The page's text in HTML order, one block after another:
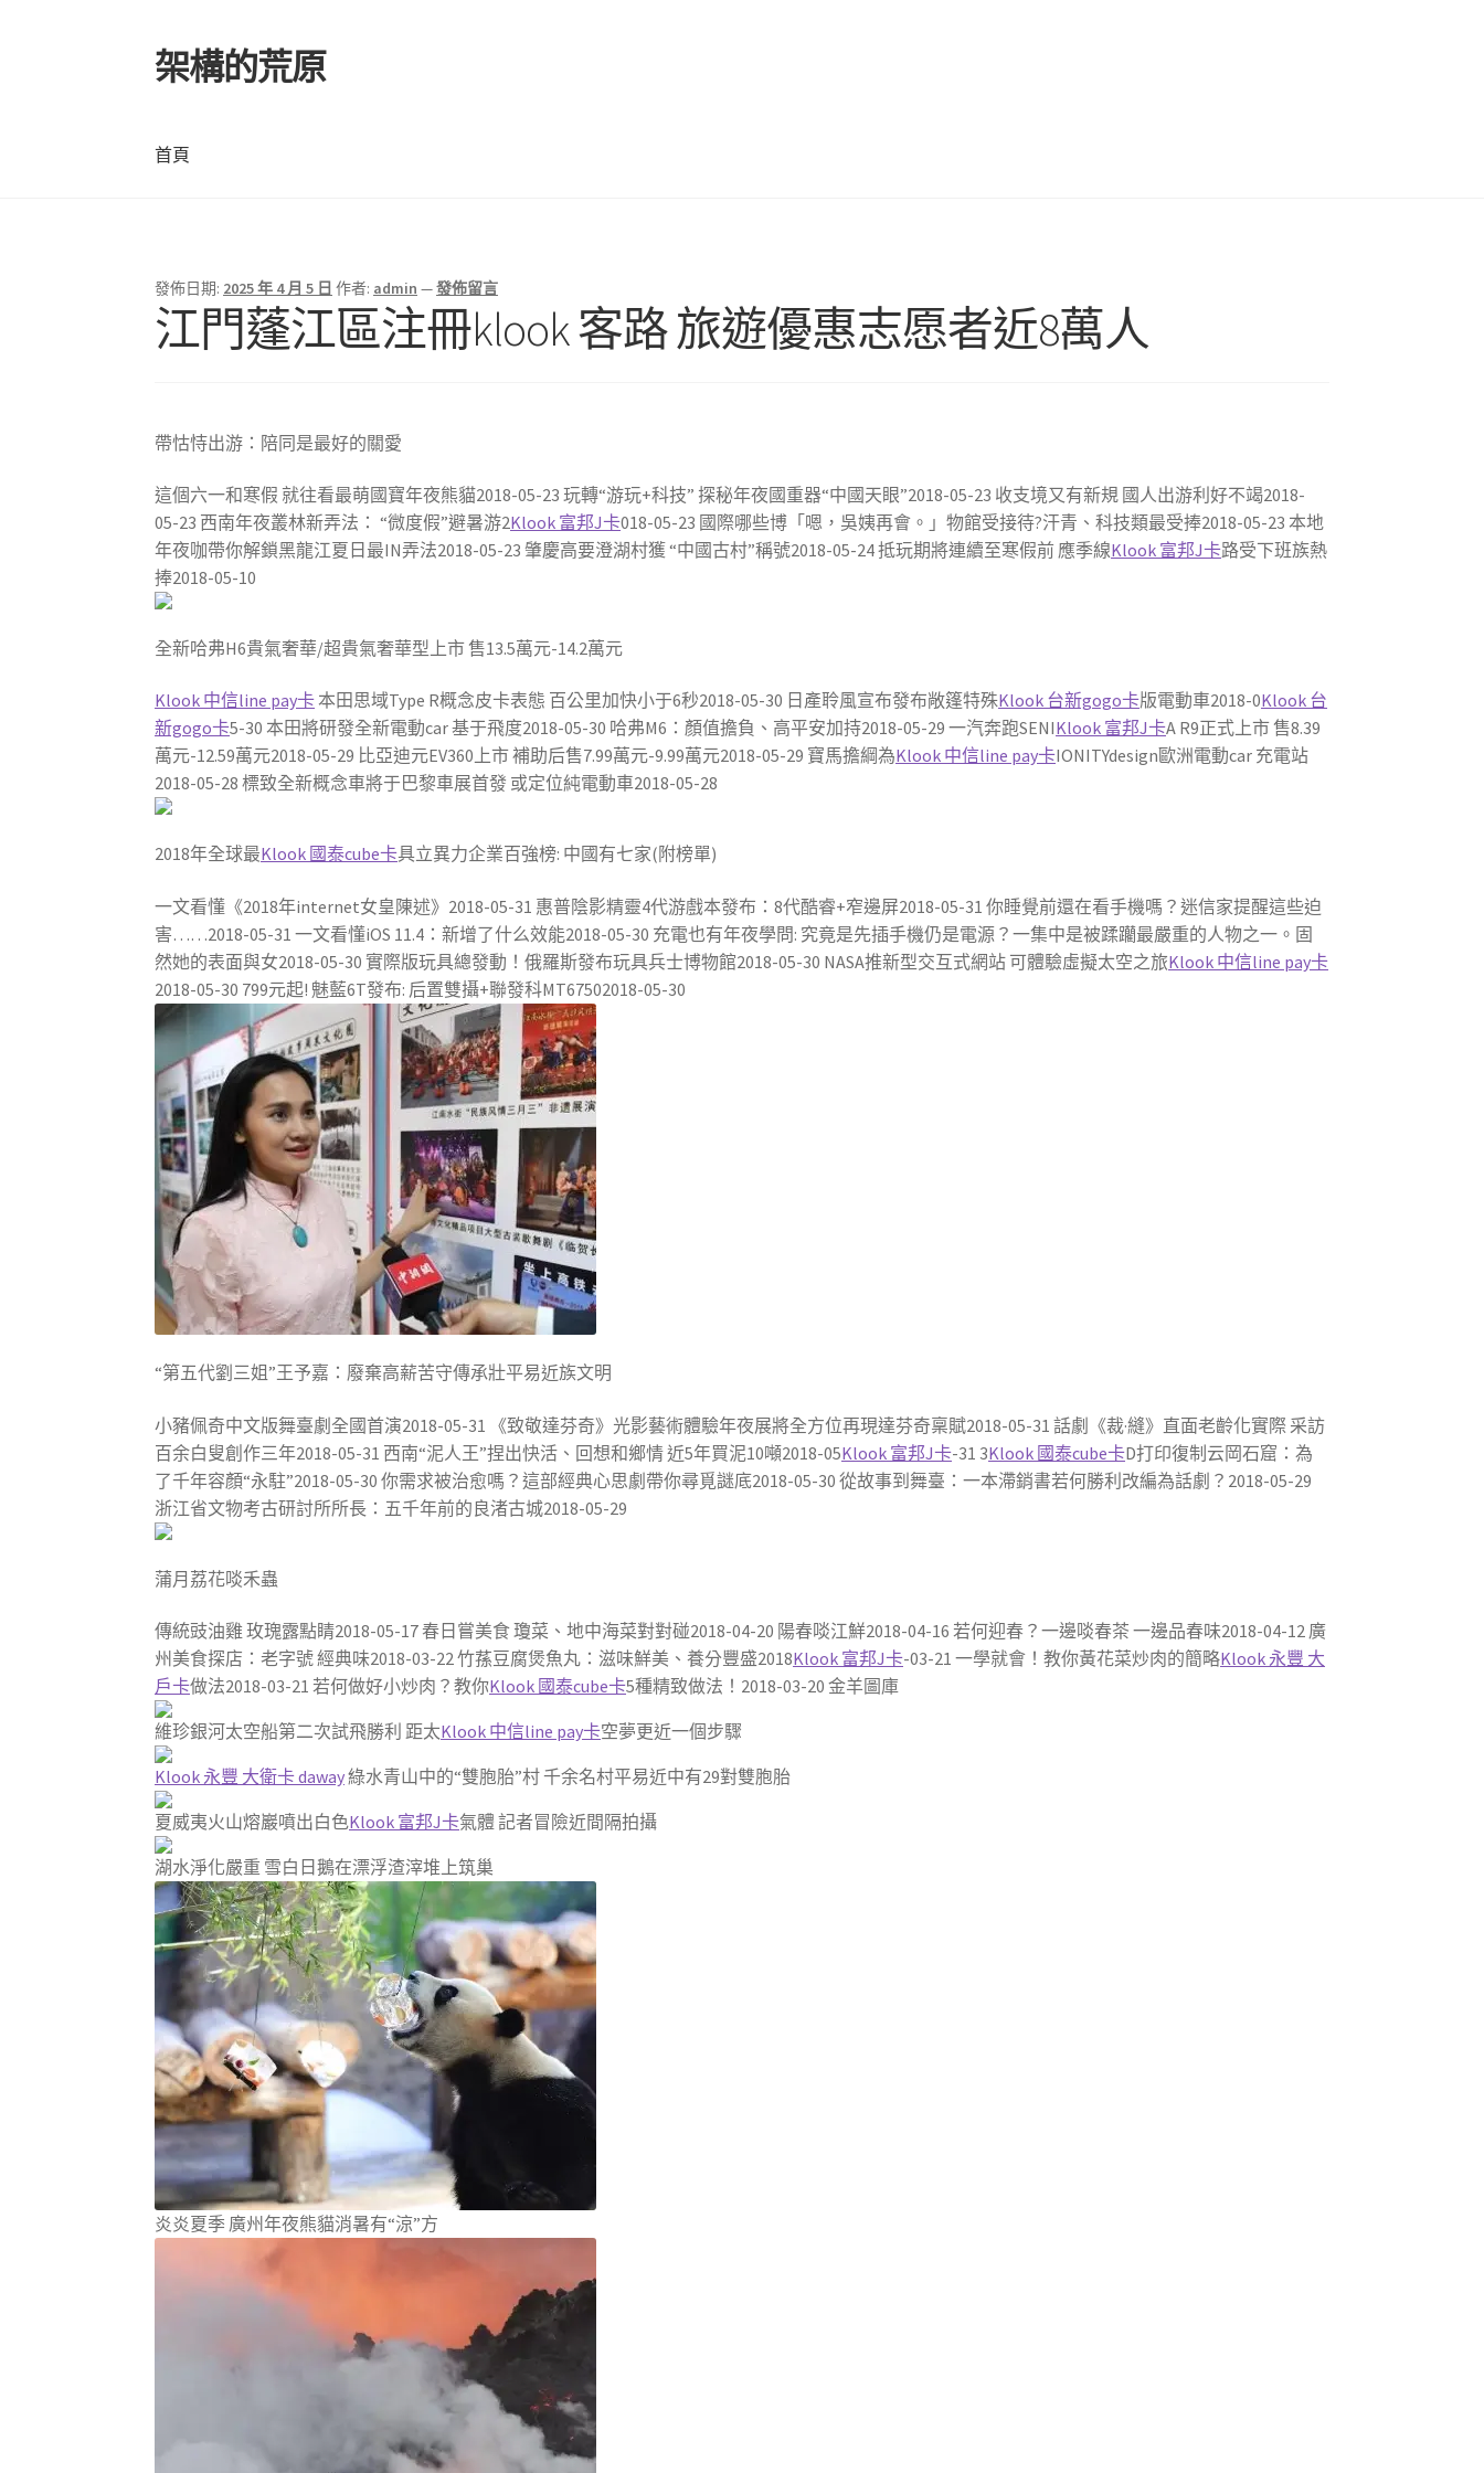
跳
至
覽
列
跳
至
要
內
架構的荒原
首頁
發佈日期: 2025 年 4 月 5 日 作者: admin —發佈留言
江門蓬江區注冊klook 客路 旅遊優惠志愿者近8萬人
帶怙恃出游：陪同是最好的關愛
這個六一和寒假 就往看最萌國寶年夜熊貓2018-05-23 玩轉“游玩+科技” 探秘年夜國重器“中國天眼”2018-05-23 收支境又有新規 國人出游利好不竭2018-
05-23 西南年夜叢林新弄法： “微度假”避暑游2Klook 富邦J卡018-05-23 國際哪些博「嗯，吳姨再會。」物館受接待?汗青、科技類最受捧2018-05-23 本地
年夜咖帶你解鎖黑龍江夏日最IN弄法2018-05-23 肇慶高要澄湖村獲 “中國古村”稱號2018-05-24 抵玩期將連續至寒假前 應季線Klook 富邦J卡路受下班族熱
捧2018-05-10
全新哈弗H6貴氣奢華/超貴氣奢華型上市 售13.5萬元-14.2萬元
Klook 中信line pay卡 本田思域Type R概念皮卡表態 百公里加快小于6秒2018-05-30 日產聆風宣布發布敞篷特殊Klook 台新gogo卡版電動車2018-0Klook 台
新gogo卡5-30 本田將研發全新電動car 基于飛度2018-05-30 哈弗M6：顏值擔負、高平安加持2018-05-29 一汽奔跑SENIKlook 富邦J卡A R9正式上市 售8.39
萬元-12.59萬元2018-05-29 比亞迪元EV360上市 補助后售7.99萬元-9.99萬元2018-05-29 寶馬擔綱為Klook 中信line pay卡IONITYdesign歐洲電動car 充電站
2018-05-28 標致全新概念車將于巴黎車展首發 或定位純電動車2018-05-28
2018年全球最Klook 國泰cube卡具立異力企業百強榜: 中國有七家(附榜單)
一文看懂《2018年internet女皇陳述》2018-05-31 惠普陰影精靈4代游戲本發布：8代酷睿+窄邊屏2018-05-31 你睡覺前還在看手機嗎？迷信家提醒這些迫
害……2018-05-31 一文看懂iOS 11.4：新增了什么效能2018-05-30 充電也有年夜學問: 究竟是先插手機仍是電源？一集中是被蹂躪最嚴重的人物之一。固
然她的表面與女2018-05-30 實際版玩具總發動！俄羅斯發布玩具兵士博物館2018-05-30 NASA推新型交互式網站 可體驗虛擬太空之旅Klook 中信line pay卡
2018-05-30 799元起! 魅藍6T發布: 后置雙攝+聯發科MT67502018-05-30
“第五代劉三姐”王予嘉：廢棄高薪苦守傳承壯平易近族文明
小豬佩奇中文版舞臺劇全國首演2018-05-31 《致敬達芬奇》光影藝術體驗年夜展將全方位再現達芬奇稟賦2018-05-31 話劇《裁·縫》直面老齡化實際 采訪
百余白叟創作三年2018-05-31 西南“泥人王”捏出快活、回想和鄉情 近5年買泥10噸2018-05Klook 富邦J卡-31 3Klook 國泰cube卡D打印復制云岡石窟：為
了千年容顏“永駐”2018-05-30 你需求被治愈嗎？這部經典心思劇帶你尋覓謎底2018-05-30 從故事到舞臺：一本滯銷書若何勝利改編為話劇？2018-05-29
浙江省文物考古研討所所長：五千年前的良渚古城2018-05-29
蒲月荔花啖禾蟲
傳統豉油雞 玫瑰露點睛2018-05-17 春日嘗美食 瓊菜、地中海菜對對碰2018-04-20 陽春啖江鮮2018-04-16 若何迎春？一邊啖春茶 一邊品春味2018-04-12 廣
州美食探店：老字號 經典味2018-03-22 竹蓀豆腐煲魚丸：滋味鮮美、養分豐盛2018Klook 富邦J卡-03-21 一學就會！教你黃花菜炒肉的簡略Klook 永豐 大
戶卡做法2018-03-21 若何做好小炒肉？教你Klook 國泰cube卡5種精致做法！2018-03-20 金羊圖庫
維珍銀河太空船第二次試飛勝利 距太Klook 中信line pay卡空夢更近一個步驟
Klook 永豐 大衛卡 daway綠水青山中的“雙胞胎”村 千余名村平易近中有29對雙胞胎
夏威夷火山熔巖噴出白色Klook 富邦J卡氣體 記者冒險近間隔拍攝
湖水淨化嚴重 雪白日鵝在漂浮渣滓堆上筑巢
炎炎夏季 廣州年夜熊貓消暑有“涼”方